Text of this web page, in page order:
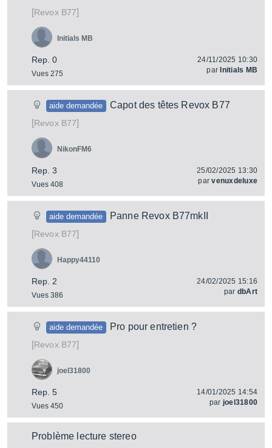
[RevoxB77]
Rep. 0
Vues 275
Initials MB
24/11/2025 10:30
par Initials MB
aide demandée
Capot des têtes Revox B77
[RevoxB77]
Rep. 3
Vues 408
NikonFM6
25/02/2025 13:30
parvenuxdeluxe
aide demandée
Panne Revox B77mkII
[RevoxB77]
Rep. 2
Vues 386
Happy44110
24/02/2025 15:16
par dbArt
aide demandée
Pro pour entretien ?
[RevoxB77]
Rep. 5
Vues 450
joel31800
14/01/2025 14:54
par joel31800
Problème lecture stereo